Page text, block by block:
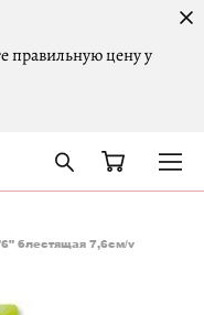
правильную цену у
блестящая 7,6см/v